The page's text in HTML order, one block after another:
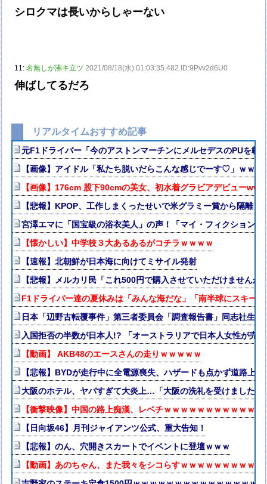
シロクマは長いからしゃーない
11:名無しが沸キ立ツ 2021/08/18(水) 01:03:35.482 ID:9Pvv2d6U0
伸ばしてるだろ
リアルタイムおすすめ記事
元F1ドライバー「今のアストンマーチンにメルセデスのPUを載
【画像】アイドル「私たち脱いだらこんな感じでーす♡」ｗｗｗ
【画像】176cm 股下90cmの美女、初水着グラビアデビュー
【悲報】KPOP、工作しまくったせいで米グラミー賞から隔離さ
宮澤エマに「国宝級の浴衣美人」の声！「マイ・フィクション
【懐かしい】中学校３大あるあるがコチラｗｗｗｗ
【速報】北朝鮮が日本海に向けてミサイル発射
【悲報】メルカリ民「これ500円で購入させていただけません
F1ドライバー達の夏休みは「みんな海だな」「南半球にスキー
日本「辺野古転覆事件」第三者委員会「調査報告書」同志社生
入国拒否の半数が日本人!? 「オーストラリアで日本人女性が売
【動画】 AKB48のエースさんの走りｗｗｗｗｗ
【悲報】BYDが走行中に全電源喪失、ハザードも点かず道路
大阪のホテル、ヤバすぎて大炎上…「大阪の洗礼を受けました」
【衝撃映像】中国の路上痴漢、レベチｗｗｗｗｗｗｗｗｗｗｗ
【日向坂46】月刊ジャイアンツ公式、重大告知！
【悲報】のん、穴開きスカートでイベントに登壇ｗｗｗ
【動画】あのちゃん、また我々をシコらすｗｗｗｗｗｗｗｗｗ